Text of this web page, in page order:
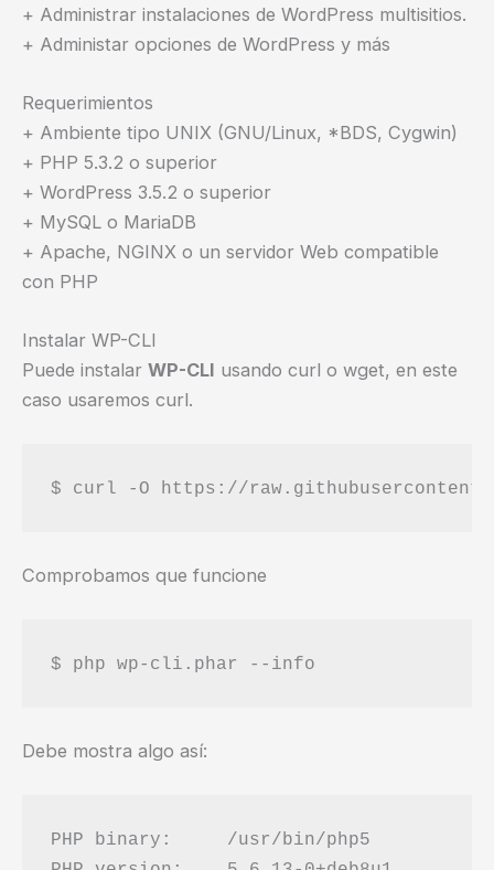
+ Administrar instalaciones de WordPress multisitios.
+ Administar opciones de WordPress y más
Requerimientos
+ Ambiente tipo UNIX (GNU/Linux, *BDS, Cygwin)
+ PHP 5.3.2 o superior
+ WordPress 3.5.2 o superior
+ MySQL o MariaDB
+ Apache, NGINX o un servidor Web compatible
con PHP
Instalar WP-CLI
Puede instalar WP-CLI usando curl o wget, en este
caso usaremos curl.
Comprobamos que funcione
Debe mostra algo así:
PHP binary:	/usr/bin/php5